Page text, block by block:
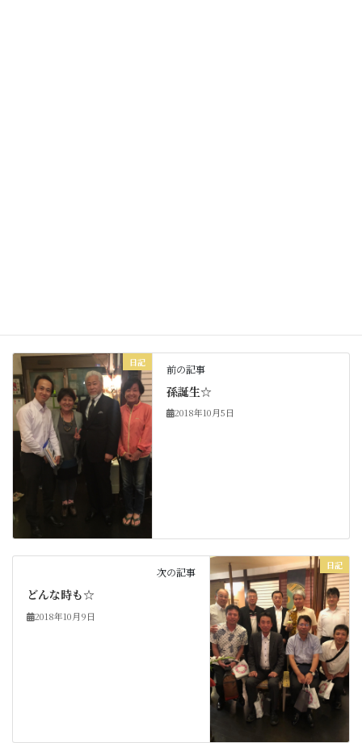
日記
前の記事
孫誕生☆
2018年10月5日
日記
次の記事
どんな時も☆
2018年10月9日